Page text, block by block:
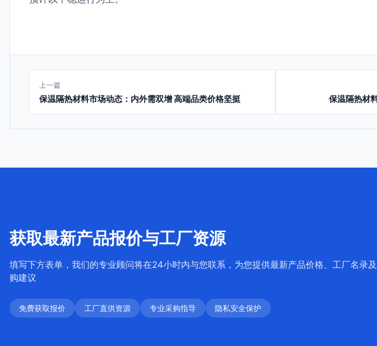
上一篇
保温隔热材料市场动态：内外需双增 高端品类价格坚挺 保温隔热材
获取最新产品报价与工厂资源
填写下方表单，我们的专业顾问将在24小时内与您联系，为您提供最新产品价格、工厂名录
购建议
免费获取报价 工厂直供资源 专业采购指导 隐私安全保护